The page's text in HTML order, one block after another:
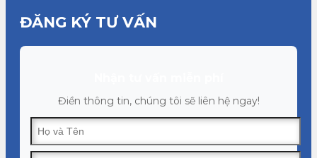
ĐĂNG KÝ TƯ VẤN
Điền thông tin, chúng tôi sẽ liên hệ ngay!